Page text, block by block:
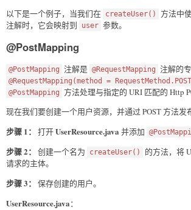
以下是一个例子，当我们在 createUser() 方法中
注解时，它会映射到 user 参数。
@PostMapping
@PostMapping 注解是 @RequestMapping 注解的
@RequestMapping(method =
@PostMapping
方法处理与指定的 URI 匹配的 Http
现在我们要创建一个用户资源，并通过 POST 方法发
步骤 1： 打开UserResource.java 并添加
步骤 2： 创建一个名为 createUser()
的方法，将
请求的主体。
步骤 3： 保存创建的用户。
UserResource.java：